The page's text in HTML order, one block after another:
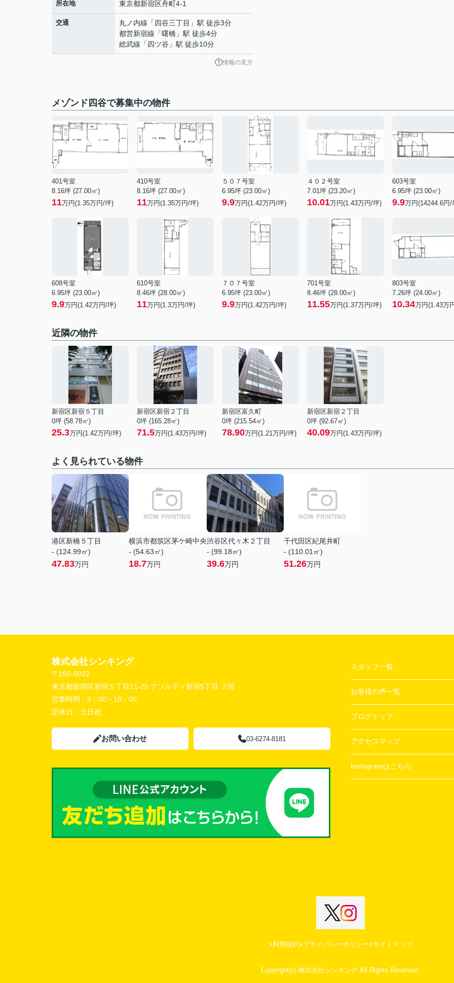
所在地 東京都新宿区舟町4-1
交通 丸ノ内線 「四谷三丁目 」駅 徒歩3分
都営新宿線 「曙橋 」駅 徒歩4分
総武線 「四ツ谷 」駅 徒歩10分
情報の見方
メゾンド四谷で募集中の物件
401号室
8.16坪 (27.00㎡)
11万円(1.35万円/坪)
410号室
8.16坪 (27.00㎡)
11万円(1.35万円/坪)
５０７号室
6.95坪 (23.00㎡)
9.9万円(1.42万円/坪)
４０２号室
7.01坪 (23.20㎡)
10.01万円(1.43万円/坪)
603号室
6.95坪 (23.00㎡)
9.9万円(14244.6円/
608号室
6.95坪 (23.00㎡)
9.9万円(1.42万円/坪)
610号室
8.46坪 (28.00㎡)
11万円(1.3万円/坪)
７０７号室
6.95坪 (23.00㎡)
9.9万円(1.42万円/坪)
701号室
8.46坪 (28.00㎡)
11.55万円(1.37万円/坪)
803号室
7.26坪 (24.00㎡)
10.34万円(1.43万
近隣の物件
新宿区新宿５丁目
0坪 (58.78㎡)
25.3万円(1.42万円/坪)
新宿区新宿２丁目
0坪 (165.28㎡)
71.5万円(1.43万円/坪)
新宿区富久町
0坪 (215.54㎡)
78.90万円(1.21万円/坪)
新宿区新宿２丁目
0坪 (92.67㎡)
40.09万円(1.43万円/坪)
よく見られている物件
港区新橋５丁目
- (124.99㎡)
47.83万円
横浜市都筑区茅ケ崎中央
- (54.63㎡)
18.7万円
渋谷区代々木２丁目
- (99.18㎡)
39.6万円
千代田区紀尾井町
- (110.01㎡)
51.26万円
株式会社シンキング
〒160-0022
東京都新宿区新宿５丁目11-25 アソルティ新宿5丁目 ２階
営業時間： 9：00～18：00
定休日： 土日祝
お問い合わせ 03-6274-8181
スタッフ一覧
お客様の声一覧
ブログトップ
アクセスマップ
Instagramはこちら
利用規約 プライバシーポリシー サイトマップ
Copyright(c) 株式会社シンキング All Rights Reserved.